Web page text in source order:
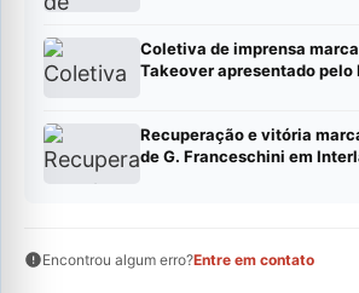
Coletiva de imprensa
Takeover apresentado pelo
Recuperação e vitória
de G. Franceschini em
Encontrou algum erro?Entre em contato